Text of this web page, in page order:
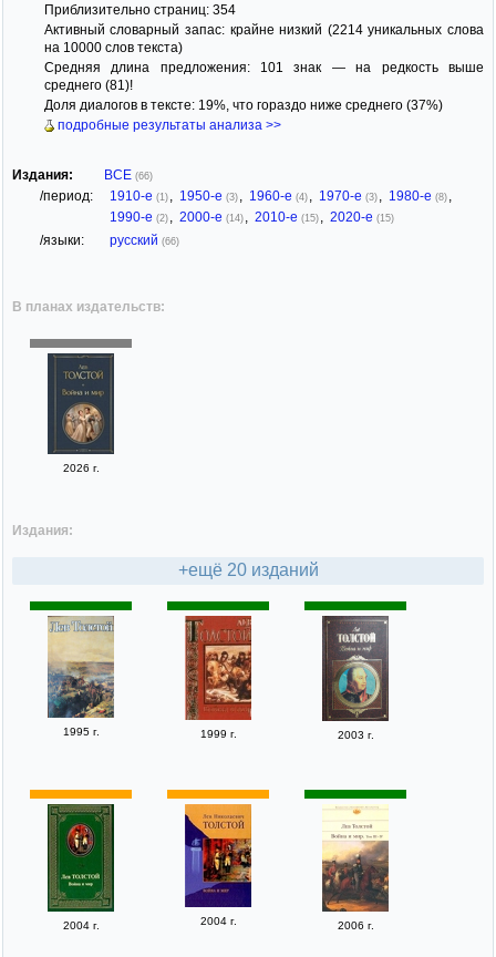
Приблизительно страниц: 354
Активный словарный запас: крайне низкий (2214 уникальных слова
на 10000 слов текста)
Средняя длина предложения: 101 знак — на редкость выше
среднего (81)!
Доля диалогов в тексте: 19%, что гораздо ниже среднего (37%)
подробные результаты анализа >>
Издания: ВСЕ (66)
/период: 1910-е (1) 1950-е (3) 1960-е (4) 1970-е (3) 1980-е (8)
1990-е (2) 2000-е (14) 2010-е (15) 2020-е (15)
/языки: русский (66)
В планах издательств:
2026 г.
Издания:
+ещё 20 изданий
1995 г. 1999 г. 2003 г.
2004 г. 2004 г. 2006 г.